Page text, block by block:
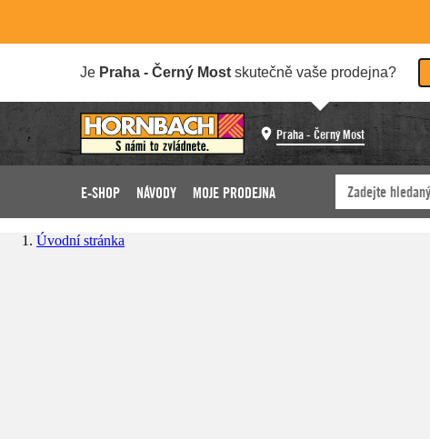
Je Praha - Černý Most skutečně vaše prodejna?
Praha - Černý Most
E-SHOP NÁVODY MOJE PRODEJNA
Úvodní stránka